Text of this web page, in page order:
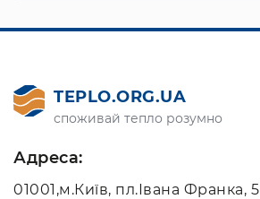
TEPLO.ORG.UA
споживай тепло розумно
Адреса:
01001,м.Київ, пл.Івана Франка, 5